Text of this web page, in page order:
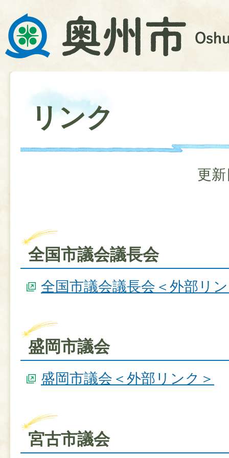
リンク
更
全国市議会議長会
全国市議会議長会＜外部リ
盛岡市議会
盛岡市議会＜外部リンク＞
宮古市議会